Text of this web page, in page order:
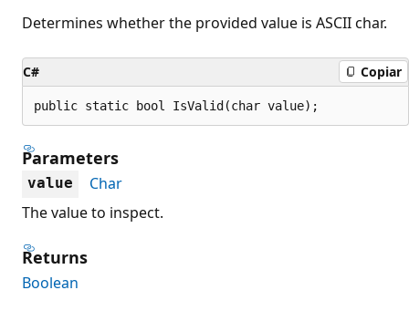
Determines whether the provided value is ASCII char.
C# Copiar
public static bool IsValid(char value);
Parameters
value
Char
The value to inspect.
Returns
Boolean